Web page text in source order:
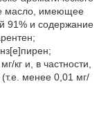
масло, имеющее
91% и содержание
кг и, в частности,
менее 0,01 мг/